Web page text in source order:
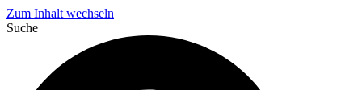
Zum Inhalt wechseln
Suche